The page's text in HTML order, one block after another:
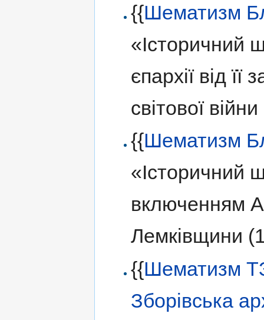
{{Шематизм
«Історичний
єпархії від
світової
{{Шематизм
«Історичний
включенням
Лемківщини
{{Шематизм
Зборівська